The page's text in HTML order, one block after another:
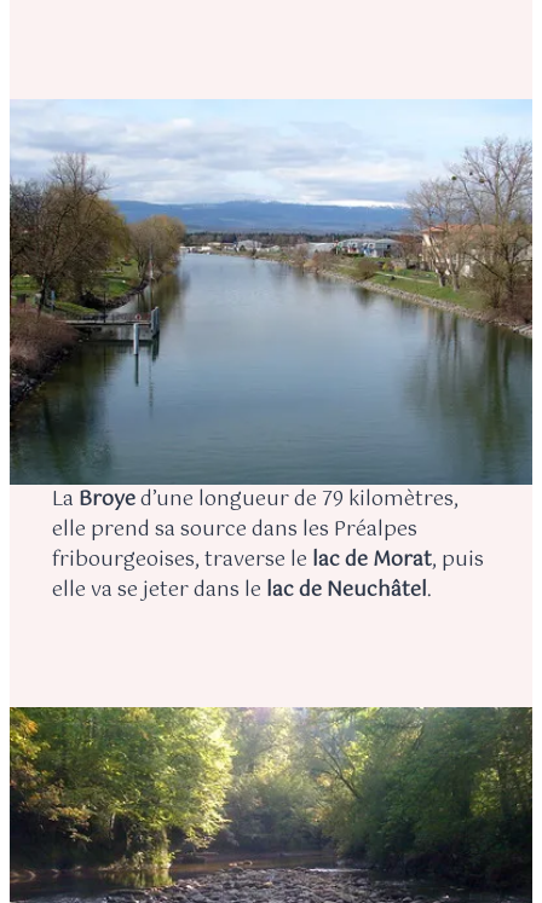
La Broyed’une longueur de 79 kilomètres,
elle prend sa source dans les Préalpes
fribourgeoises, traverse le lac de Morat, puis
elle va se jeter dans le lac de Neuchâtel.